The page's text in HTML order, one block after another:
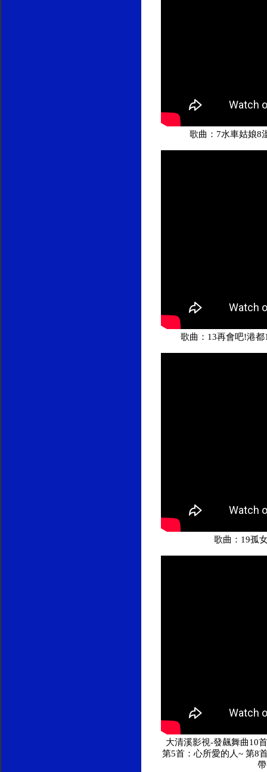
歌曲：7水車姑娘8
歌曲：13再會吧!港
歌曲：19孤
大清溪影視-發飆舞曲10
第5首：心所愛的人~ 第8